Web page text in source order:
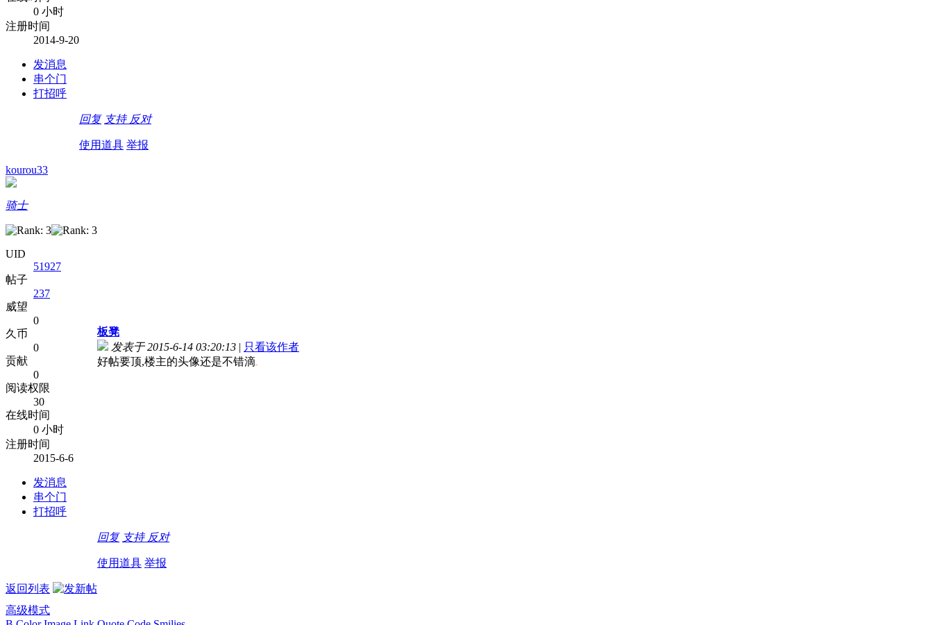
0 小时
注册时间
2014-9-20
发消息
串个门
打招呼
回复 支持 反对
使用道具 举报
kourou33
骑士
UID
51927
帖子
237
威望
0
久币
0
贡献
0
阅读权限
30
在线时间
0 小时
注册时间
2015-6-6
发消息
串个门
打招呼
板凳
发表于 2015-6-14 03:20:13 | 只看该作者
好帖要顶,楼主的头像还是不错滴
回复 支持 反对
使用道具 举报
返回列表
高级模式